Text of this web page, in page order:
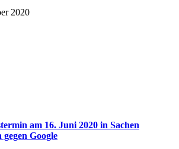
2020
am 16. Juni 2020 in Sachen
Google